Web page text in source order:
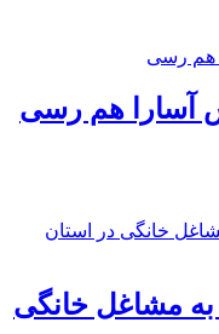
آسارا هم رسی
به مشاغل خانگی